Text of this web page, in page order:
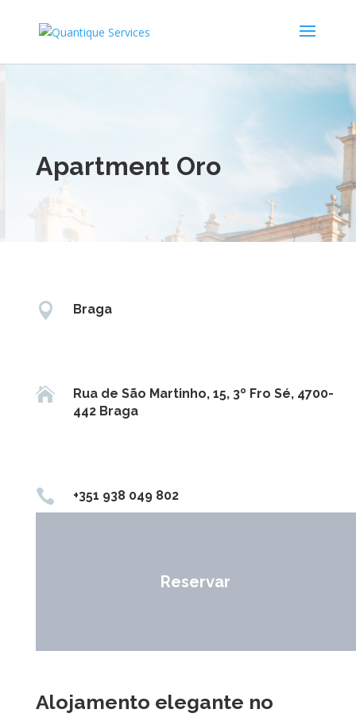
Apartment Oro
 Braga

Rua de São Martinho, 15, 3º Fro Sé, 4700-
442 Braga
 +351 938 049 802
Reservar
Alojamento elegante no